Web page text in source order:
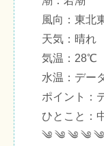
風向：東北
天気：晴れ
気温：28℃
水温：デー
ポイント：
ひとこと：
༄ ༄ ༄ ༄